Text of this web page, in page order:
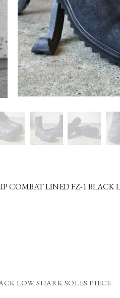
COMBAT LINED FZ-1
LOW SHARK SOLES PIECE